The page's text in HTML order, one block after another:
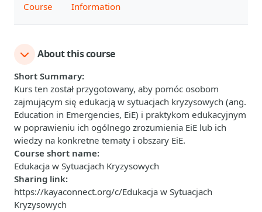
Course Information
About this course
Short Summary:
Kurs ten został przygotowany, aby pomóc osobom
zajmującym się edukacją w sytuacjach kryzysowych (ang.
Education in Emergencies, EiE) i praktykom edukacyjnym
w poprawieniu ich ogólnego zrozumienia EiE lub ich
wiedzy na konkretne tematy i obszary EiE.
Course short name:
Edukacja w Sytuacjach Kryzysowych
Sharing link:
https://kayaconnect.org/c/Edukacja w Sytuacjach
Kryzysowych